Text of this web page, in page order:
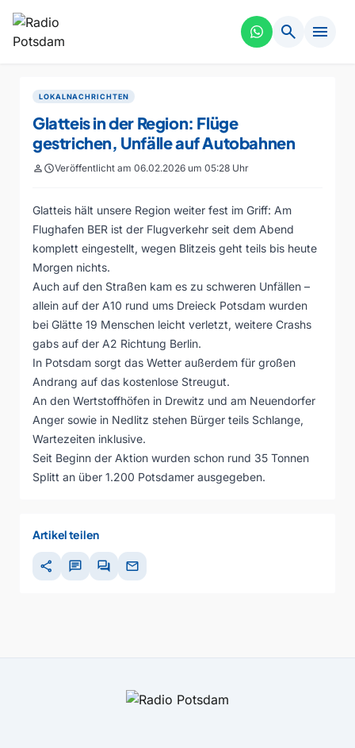
search menu
LOKALNACHRICHTEN
Glatteis in der Region: Flüge
gestrichen, Unfälle auf Autobahnen
personscheduleVeröffentlicht am 06.02.2026 um 05:28 Uhr
Glatteis hält unsere Region weiter fest im Griff: Am
Flughafen BER ist der Flugverkehr seit dem Abend
komplett eingestellt, wegen Blitzeis geht teils bis heute
Morgen nichts.
Auch auf den Straßen kam es zu schweren Unfällen –
allein auf der A10 rund ums Dreieck Potsdam wurden
bei Glätte 19 Menschen leicht verletzt, weitere Crashs
gabs auf der A2 Richtung Berlin.
In Potsdam sorgt das Wetter außerdem für großen
Andrang auf das kostenlose Streugut.
An den Wertstoffhöfen in Drewitz und am Neuendorfer
Anger sowie in Nedlitz stehen Bürger teils Schlange,
Wartezeiten inklusive.
Seit Beginn der Aktion wurden schon rund 35 Tonnen
Splitt an über 1.200 Potsdamer ausgegeben.
Artikel teilen
share chat forum mail